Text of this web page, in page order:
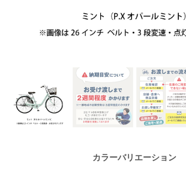
カラーバリエーション